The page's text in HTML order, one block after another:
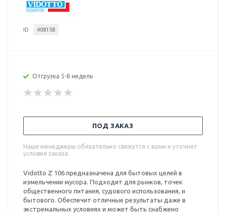
ID 408158
Отгрузка 5-8 недель
ПОД ЗАКАЗ
Наши менеджеры обязательно свяжутся с вами и уточнят
условия заказа
Vidotto Z 106 предназначена для бытовых целей в
измельчении мусора. Подходит для рынков, точек
общественного питания, судового использования, и
бытового. Обеспечит отличные результаты даже в
экстремальных условиях и может быть снабжено